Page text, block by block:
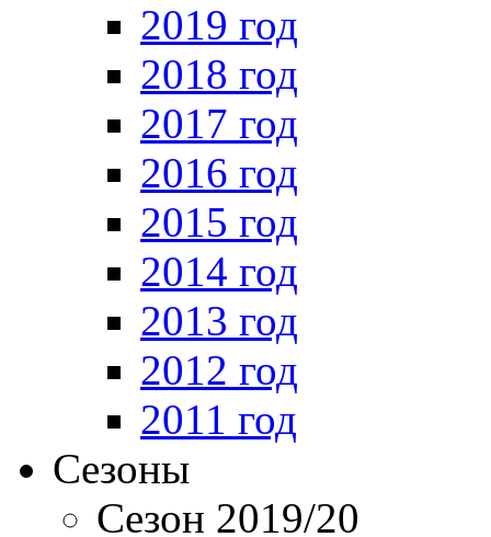
2019 год
2018 год
2017 год
2016 год
2015 год
2014 год
2013 год
2012 год
2011 год
Сезоны
Сезон 2019/20